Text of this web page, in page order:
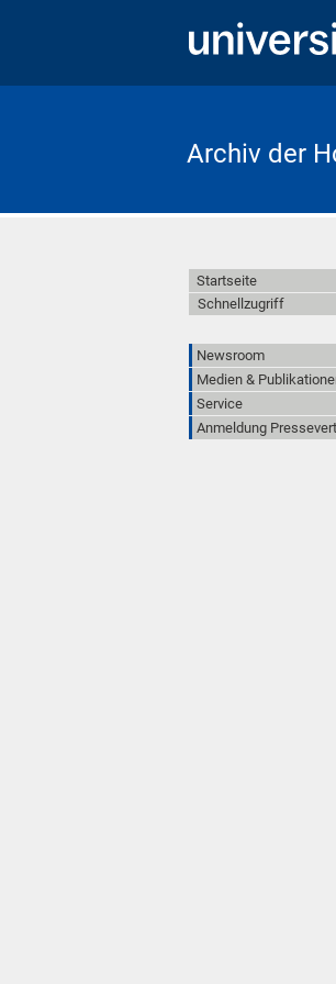
Archiv der
Startseite
Schnellzugriff
Newsroom
Medien &
Service
Anmeldung